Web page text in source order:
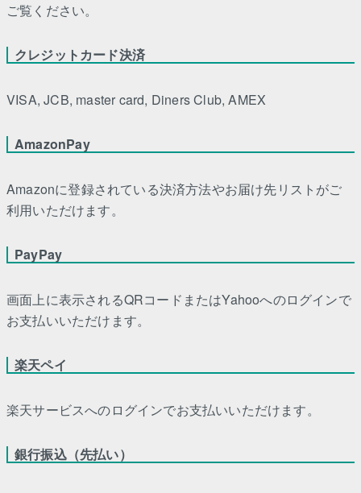
ご覧ください。
クレジットカード決済
VISA, JCB, master card, Diners Club, AMEX
AmazonPay
Amazonに登録されている決済方法やお届け先リストがご
利用いただけます。
PayPay
画面上に表示されるQRコードまたはYahooへのログインで
お支払いいただけます。
楽天ペイ
楽天サービスへのログインでお支払いいただけます。
銀行振込（先払い）